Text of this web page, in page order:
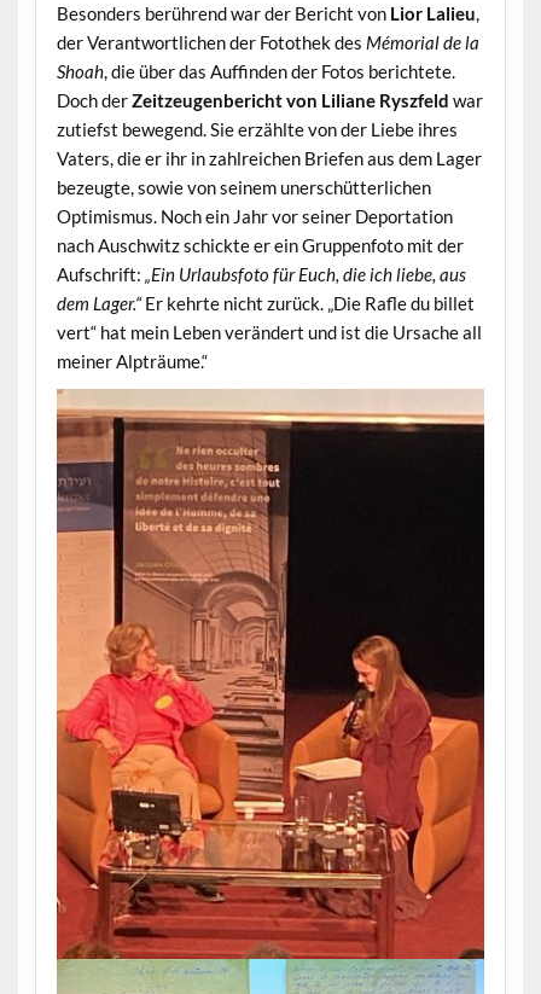
Besonders berührend war der Bericht von Lior Lalieu,
der Verantwortlichen der Fotothek des Mémorial de la
Shoah, die über das Auffinden der Fotos berichtete.
Doch derZeitzeugenbericht von Liliane Ryszfeld war
zutiefst bewegend. Sie erzählte von der Liebe ihres
Vaters, die er ihr in zahlreichen Briefen aus dem Lager
bezeugte, sowie von seinem unerschütterlichen
Optimismus. Noch ein Jahr vor seiner Deportation
nach Auschwitz schickte er ein Gruppenfoto mit der
Aufschrift: „Ein Urlaubsfoto für Euch, die ich liebe, aus
dem Lager.“Er kehrte nicht zurück. „Die Rafle du billet
vert“ hat mein Leben verändert und ist die Ursache all
meiner Alpträume.“